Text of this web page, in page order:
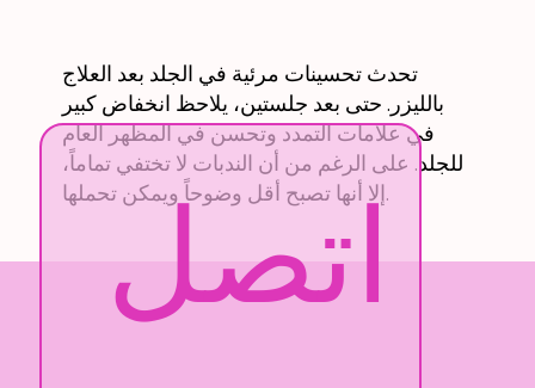
تحدث تحسينات مرئية في الجلد بعد العلاج
بالليزر. حتى بعد جلستين، يلاحظ انخفاض كبير
في علامات التمدد وتحسن في المظهر العام
للجلد. على الرغم من أن الندبات لا تختفي تماماً،
إلا أنها تصبح أقل وضوحاً ويمكن تحملها.
اتصل